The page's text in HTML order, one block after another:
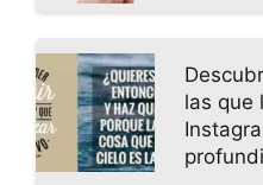
las que